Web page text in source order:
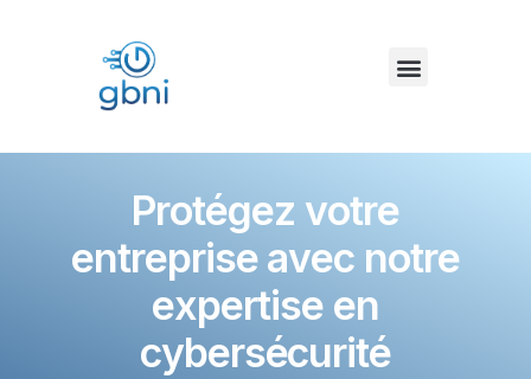
Protégez votre
entreprise avec notre
expertise en
cybersécurité